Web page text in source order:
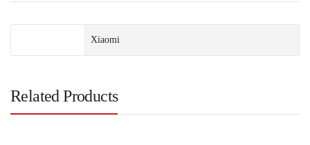
Xiaomi
Related Products